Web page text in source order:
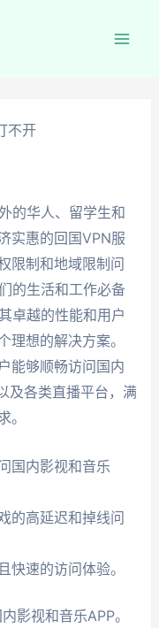
不开
的华人、留学生和
实惠的回国VPN服
限制和地域限制问
的生活和工作必备
卓越的性能和用户
理想的解决方案。
能够顺畅访问国内
及各类直播平台，满
。
国内影视和音乐
的高延迟和掉线问
快速的访问体验。
影视和音乐APP。